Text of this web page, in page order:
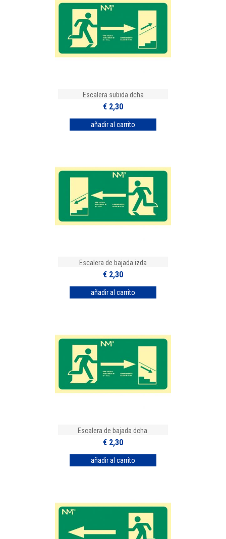
Escalera subida dcha
€ 2,30
Escalera de bajada izda
€ 2,30
Escalera de bajada dcha.
€ 2,30